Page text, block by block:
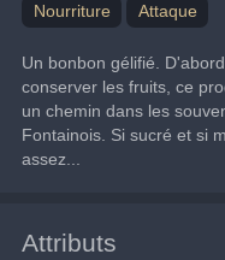
Nourriture Attaque
Un bonbon gélifié.
conserver les fruits, ce
un chemin dans les
Fontainois. Si sucré et si
assez...
Attributs